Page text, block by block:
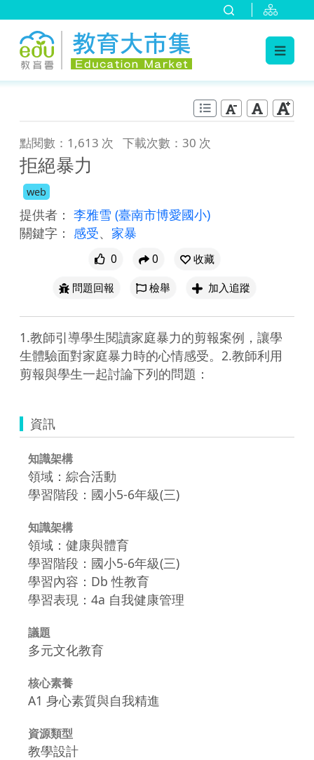
點閱數：1,613 次 下載次數：30 次
拒絕暴力
web
提供者： 李雅雪 (臺南市博愛國小)
關鍵字： 感受、 家暴
0 0
收藏
問題回報
檢舉 加入追蹤
1.教師引導學生閱讀家庭暴力的剪報案例，讓學
生體驗面對家庭暴力時的心情感受。2.教師利用
剪報與學生一起討論下列的問題：
資訊
知識架構
領域：綜合活動
學習階段：國小5-6年級(三)
知識架構
領域：健康與體育
學習階段：國小5-6年級(三)
學習內容：Db 性教育
學習表現：4a 自我健康管理
議題
多元文化教育
核心素養
A1 身心素質與自我精進
資源類型
教學設計